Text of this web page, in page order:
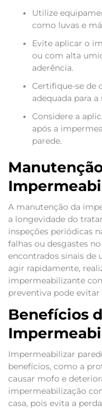
Utilize
como luvas e
Evite aplicar o
ou com alta
aderência.
Certifique-se de
adequada para
Considere a
após a
parede.
A manutenção da
a longevidade do
inspeções periódicas
falhas ou desgastes
encontrados sinais de
agir rapidamente,
impermeabilizante
preventiva pode
Benefícios
Impermeabilizar
benefícios, como a
causar mofo e
impermeabilização
casa, pois evita a